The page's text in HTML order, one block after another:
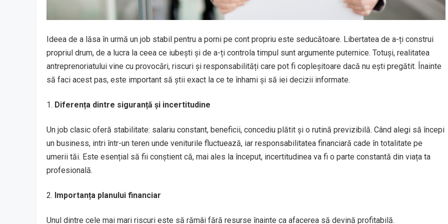
Ideea de a lăsa în urmă un job stabil pentru a porni pe cont propriu este seducătoare. Libertatea de a-ți construi
propriul drum, de a lucra la ceea ce iubești și de a-ți controla timpul sunt argumente puternice. Totuși, realitatea
antreprenoriatului vine cu provocări, riscuri și responsabilități care pot fi copleșitoare dacă nu ești pregătit. Înainte
să faci acest pas, este important să știi exact la ce te înhami și să iei decizii informate.
Diferența dintre siguranță și incertitudine
Un job clasic oferă stabilitate: salariu constant, beneficii, concediu plătit și o rutină previzibilă. Când alegi să începi
un business, intri într-un teren unde veniturile fluctuează, iar responsabilitatea financiară cade în totalitate pe
umerii tăi. Este esențial să fii conștient că, mai ales la început, incertitudinea va fi o parte constantă din viața ta
profesională.
Importanța planului financiar
Unul dintre cele mai mari riscuri este să rămâi fără resurse înainte ca afacerea să devină profitabilă.